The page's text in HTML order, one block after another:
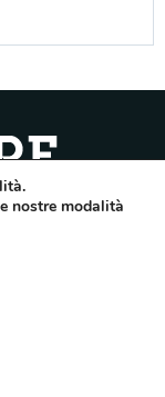
di Avellino n.7/12 del
39/A 83100
nostre modalità